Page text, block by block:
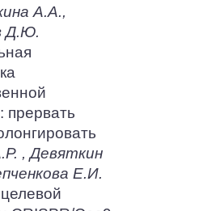
А.А.,
Д.Ю.
прервать
, Девяткин
Е.И.